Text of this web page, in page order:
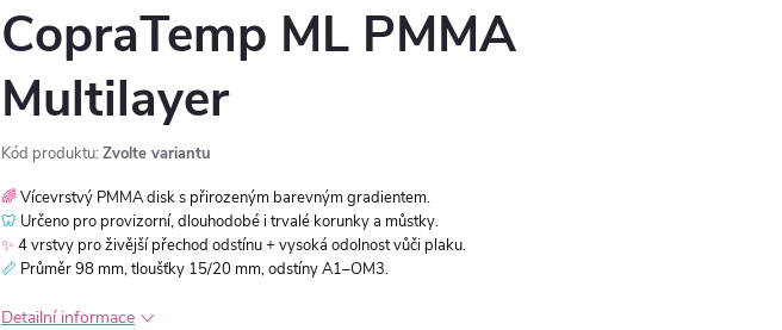
CopraTemp ML PMMA
Multilayer
Kód produktu: Zvolte variantu
🌈Vícevrstvý PMMA disk s přirozeným barevným gradientem.
🦷 Určeno pro provizorní, dlouhodobé i trvalé korunky a můstky.
✨ 4 vrstvy pro živější přechod odstínu + vysoká odolnost vůči plaku.
📏 Průměr 98 mm, tloušťky 15/20 mm, odstíny A1–OM3.
Detailní informace